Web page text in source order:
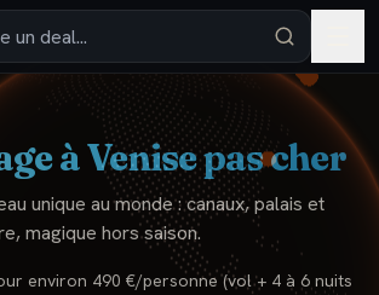
àVenisepas cher
unique au monde : canaux, palais et
magique hors saison.
environ 490 €/personne (vol + 4 à 6 nuits